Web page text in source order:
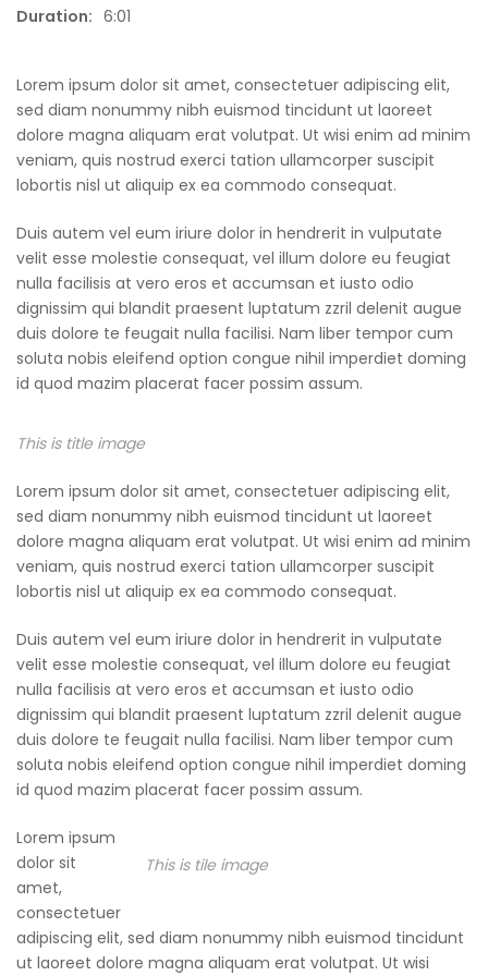
Duration: 6:01
Lorem ipsum dolor sit amet, consectetuer adipiscing elit,
sed diam nonummy nibh euismod tincidunt ut laoreet
dolore magna aliquam erat volutpat. Ut wisi enim ad minim
veniam, quis nostrud exerci tation ullamcorper suscipit
lobortis nisl ut aliquip ex ea commodo consequat.
Duis autem vel eum iriure dolor in hendrerit in vulputate
velit esse molestie consequat, vel illum dolore eu feugiat
nulla facilisis at vero eros et accumsan et iusto odio
dignissim qui blandit praesent luptatum zzril delenit augue
duis dolore te feugait nulla facilisi. Nam liber tempor cum
soluta nobis eleifend option congue nihil imperdiet doming
id quod mazim placerat facer possim assum.
This is title image
Lorem ipsum dolor sit amet, consectetuer adipiscing elit,
sed diam nonummy nibh euismod tincidunt ut laoreet
dolore magna aliquam erat volutpat. Ut wisi enim ad minim
veniam, quis nostrud exerci tation ullamcorper suscipit
lobortis nisl ut aliquip ex ea commodo consequat.
Duis autem vel eum iriure dolor in hendrerit in vulputate
velit esse molestie consequat, vel illum dolore eu feugiat
nulla facilisis at vero eros et accumsan et iusto odio
dignissim qui blandit praesent luptatum zzril delenit augue
duis dolore te feugait nulla facilisi. Nam liber tempor cum
soluta nobis eleifend option congue nihil imperdiet doming
id quod mazim placerat facer possim assum.
This is tile image
Lorem ipsum
dolor sit
amet,
consectetuer
adipiscing elit, sed diam nonummy nibh euismod tincidunt
ut laoreet dolore magna aliquam erat volutpat. Ut wisi